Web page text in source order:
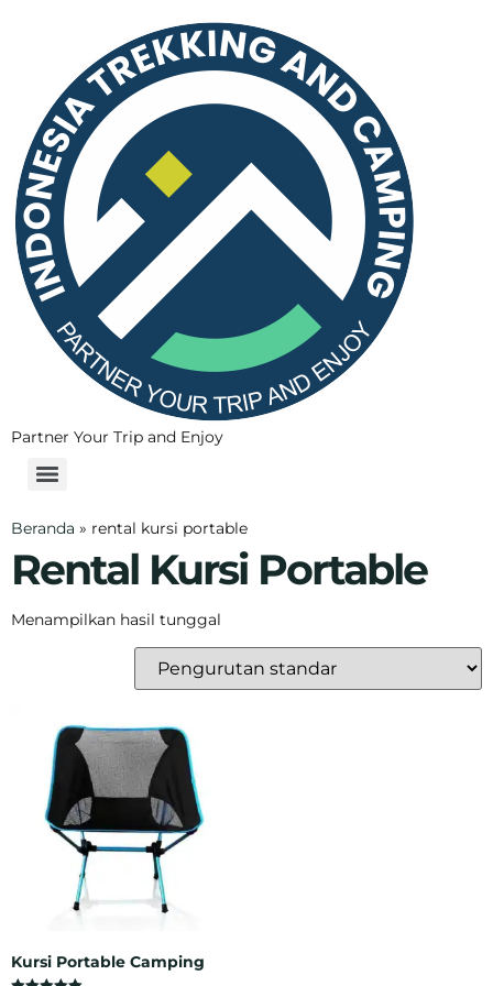
Partner Your Trip and Enjoy
Beranda » rental kursi portable
Rental Kursi Portable
Menampilkan hasil tunggal
Kursi Portable Camping